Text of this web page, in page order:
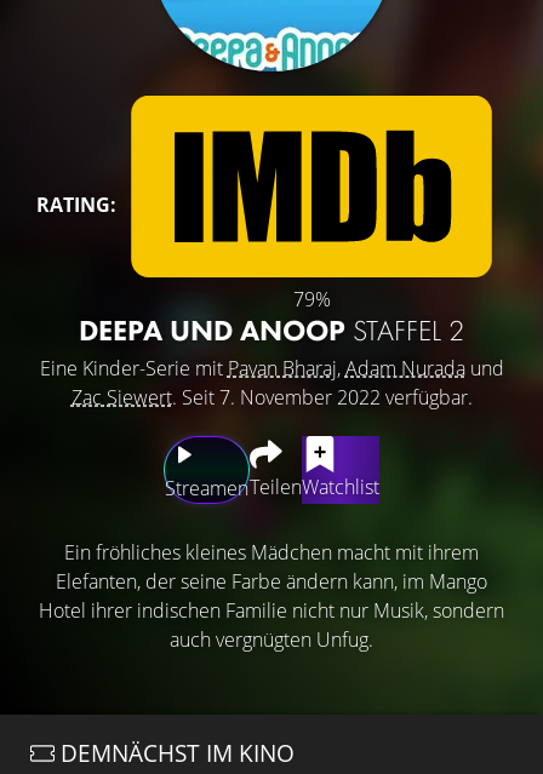
RATING:
79%
DEEPA UND ANOOP STAFFEL 2
Eine Kinder-Serie mit Pavan Bharaj,Adam Nuradaund
Zac Siewert. Seit 7. November 2022 verfügbar.
StreamenTeilenWatchlist
Ein fröhliches kleines Mädchen macht mit ihrem
Elefanten, der seine Farbe ändern kann, im Mango
Hotel ihrer indischen Familie nicht nur Musik, sondern
auch vergnügten Unfug.
DEMNÄCHST IM KINO